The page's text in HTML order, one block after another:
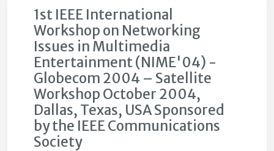
1st IEEE International
Workshop on Networking
Issues in Multimedia
Entertainment (NIME'04) -
Globecom 2004 – Satellite
Workshop October 2004,
Dallas, Texas, USA Sponsored
by the IEEE Communications
Society